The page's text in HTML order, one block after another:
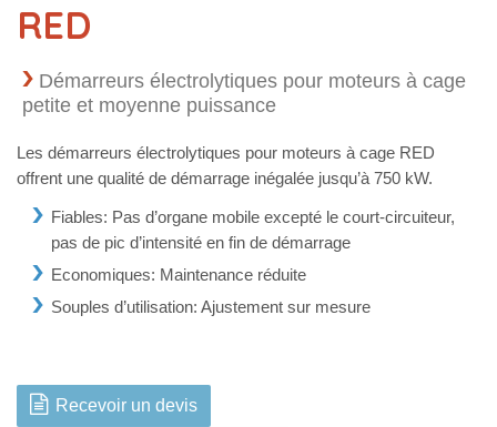
RED
Démarreurs électrolytiques pour moteurs à cage
petite et moyenne puissance
Les démarreurs électrolytiques pour moteurs à cage RED
offrent une qualité de démarrage inégalée jusqu’à 750 kW.
Fiables: Pas d’organe mobile excepté le court-circuiteur,
pas de pic d’intensité en fin de démarrage
Economiques: Maintenance réduite
Souples d’utilisation: Ajustement sur mesure
Recevoir un devis